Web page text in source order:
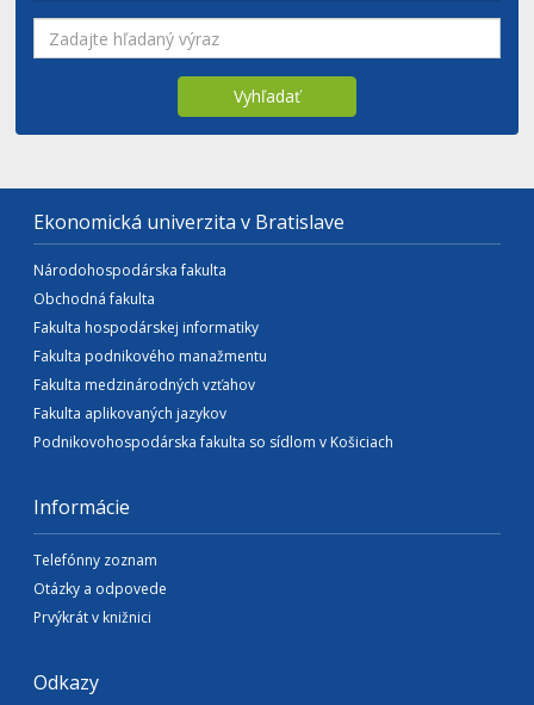
Vyhľadať
Ekonomická univerzita v Bratislave
Národohospodárska fakulta
Obchodná fakulta
Fakulta hospodárskej informatiky
Fakulta podnikového manažmentu
Fakulta medzinárodných vzťahov
Fakulta aplikovaných jazykov
Podnikovohospodárska fakulta so sídlom v Košiciach
Informácie
Telefónny zoznam
Otázky a odpovede
Prvýkrát v knižnici
Odkazy